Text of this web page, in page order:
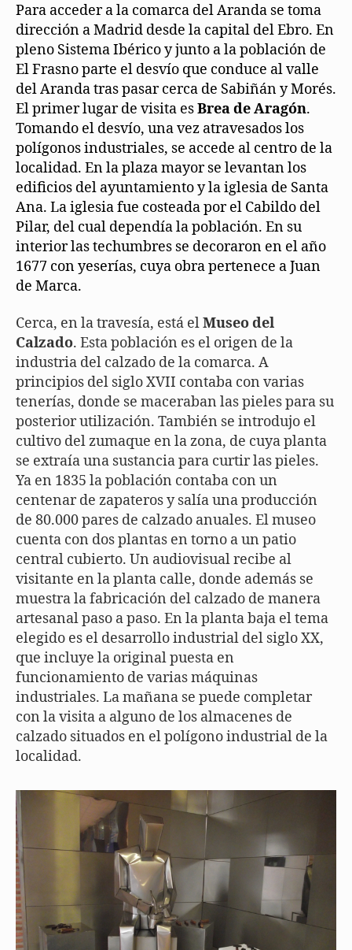
Para acceder a la comarca del Aranda se toma
dirección a Madrid desde la capital del Ebro. En
pleno Sistema Ibérico y junto a la población de
El Frasno parte el desvío que conduce al valle
del Aranda tras pasar cerca de Sabiñán y Morés.
El primer lugar de visita esBrea de Aragón.
Tomando el desvío, una vez atravesados los
polígonos industriales, se accede al centro de la
localidad. En la plaza mayor se levantan los
edificios del ayuntamiento y la iglesia de Santa
Ana. La iglesia fue costeada por el Cabildo del
Pilar, del cual dependía la población. En su
interior las techumbres se decoraron en el año
1677 con yeserías, cuya obra pertenece a Juan
de Marca.
Cerca, en la travesía, está elMuseo del
Calzado. Esta población es el origen de la
industria del calzado de la comarca. A
principios del siglo XVII contaba con varias
tenerías, donde se maceraban las pieles para su
posterior utilización. También se introdujo el
cultivo del zumaque en la zona, de cuya planta
se extraía una sustancia para curtir las pieles.
Ya en 1835 la población contaba con un
centenar de zapateros y salía una producción
de 80.000 pares de calzado anuales. El museo
cuenta con dos plantas en torno a un patio
central cubierto. Un audiovisual recibe al
visitante en la planta calle, donde además se
muestra la fabricación del calzado de manera
artesanal paso a paso. En la planta baja el tema
elegido es el desarrollo industrial del siglo XX,
que incluye la original puesta en
funcionamiento de varias máquinas
industriales. La mañana se puede completar
con la visita a alguno de los almacenes de
calzado situados en el polígono industrial de la
localidad.